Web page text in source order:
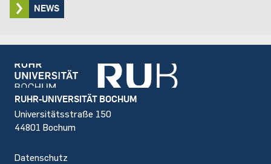
NEWS
Footer
RUHR-UNIVERSITÄT BOCHUM
Universitätsstraße 150
44801 Bochum
Datenschutz